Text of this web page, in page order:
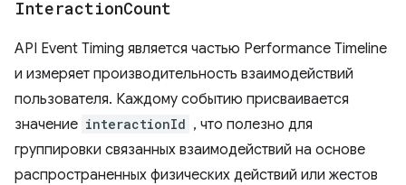
InteractionCount
API Event Timing является частью Performance Timeline
и измеряет производительность взаимодействий
пользователя. Каждому событию присваивается
значение interactionId , что полезно для
группировки связанных взаимодействий на основе
распространенных физических действий или жестов